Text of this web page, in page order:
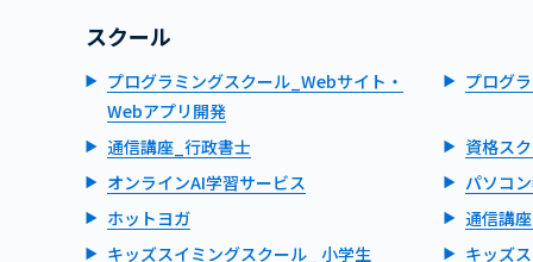
スクール
プログラミングスクール_Webサイト・
Webアプリ開発
プログ
通信講座_行政書士
資格ス
オンラインAI学習サービス
パソコ
ホットヨガ
通信講
キッズスイミングスクール_ 小学生
キッズ